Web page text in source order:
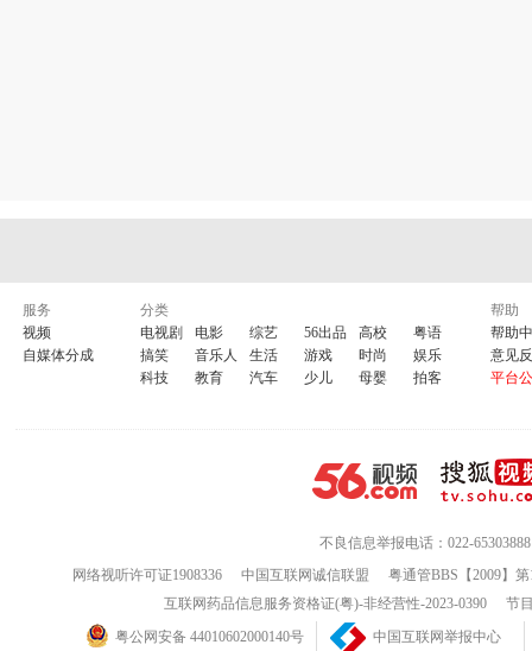
服务
视频
自媒体分成
分类
电视剧
电影 综艺 56出品 高校
粤语
搞笑
音乐人 生活 游戏 时尚
娱乐
科技
教育 汽车 少儿 母婴 拍客
帮助
帮助
意见
平台
不良信息举报电话：022-65303888
网络视听许可证1908336
中国互联网诚信联盟
粤通管BBS【2009】
互联网药品信息服务资格证(粤)-非经营性-2023-0390
节
粤公网安备 44010602000140号
中国互联网举报中心